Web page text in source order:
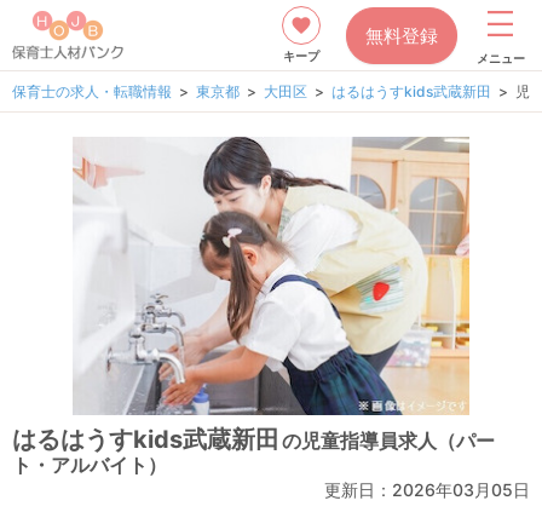
キープ
無料登録
メニュー
保育士の求人・転職情報 東京都 大田区 はるはうすkids武蔵新田 児
はるはうすkids武蔵新田 の児童指導員求人（パー
ト・アルバイト）
更新日： 2026年03月05日